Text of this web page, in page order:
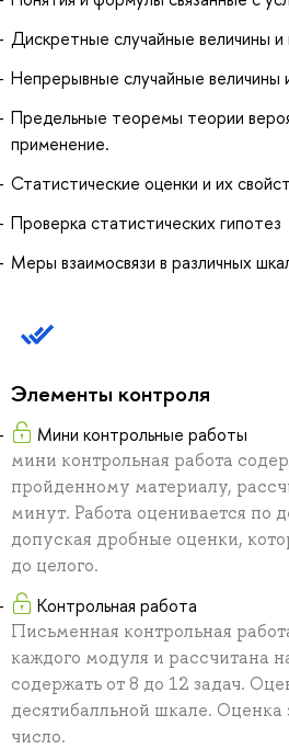
Дискретные случайные величины и
Непрерывные случайные величины
Предельные теоремы теории
применение.
Статистические оценки и их
Проверка статистических гипотез
Меры взаимосвязи в различных
Элементы контроля
Мини контрольные работы
мини контрольная работа
пройденному материалу,
минут. Работа оценивается по
допуская дробные оценки,
до целого.
Контрольная работа
Письменная контрольная
каждого модуля и рассчитана
содержать от 8 до 12 задач.
десятибалльной шкале. Оценка
число.